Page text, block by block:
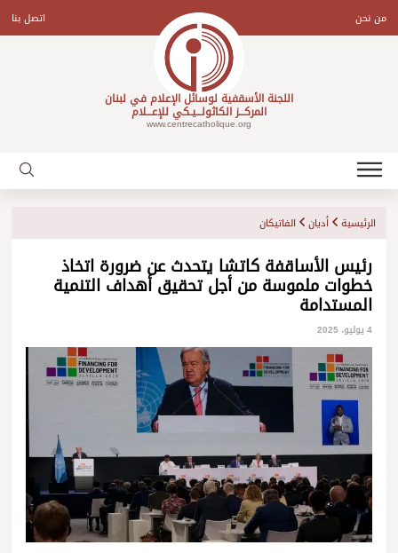
contentمن نحن اتصل بنا
اللجنة الأسقفية لوسائل الإعلام في لبنان
المركـــز الكاثولـــيـكي للإعـــلام
www.centrecatholique.org
الرئيسية أديان الفاتيكان
رئيس الأساقفة كاتشا يتحدث عن ضرورة اتخاذ
خطوات ملموسة من أجل تحقيق أهداف التنمية
المستدامة
4 يوليو، 2025